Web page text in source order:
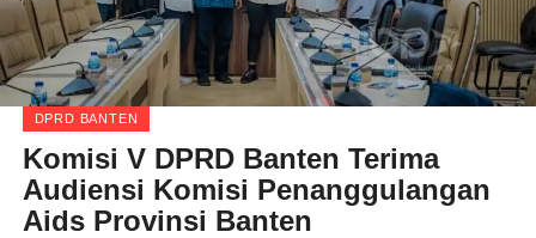
DPRD BANTEN
Komisi V DPRD Banten Terima
Audiensi Komisi Penanggulangan
Aids Provinsi Banten